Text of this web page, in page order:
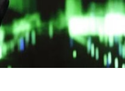
主席兼创始人胡尔·卡
艺术总监。